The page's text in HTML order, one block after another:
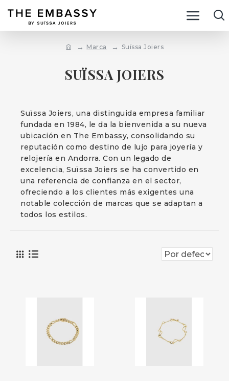
Marca Suïssa Joiers
SUÏSSA JOIERS
Suïssa Joiers, una distinguida empresa familiar
fundada en 1984, le da la bienvenida a su nueva
ubicación en The Embassy, consolidando su
reputación como destino de lujo para joyería y
relojería en Andorra. Con un legado de
excelencia, Suïssa Joiers se ha convertido en
una referencia de confianza en el sector,
ofreciendo a los clientes más exigentes una
notable colección de marcas que se adaptan a
todos los estilos.